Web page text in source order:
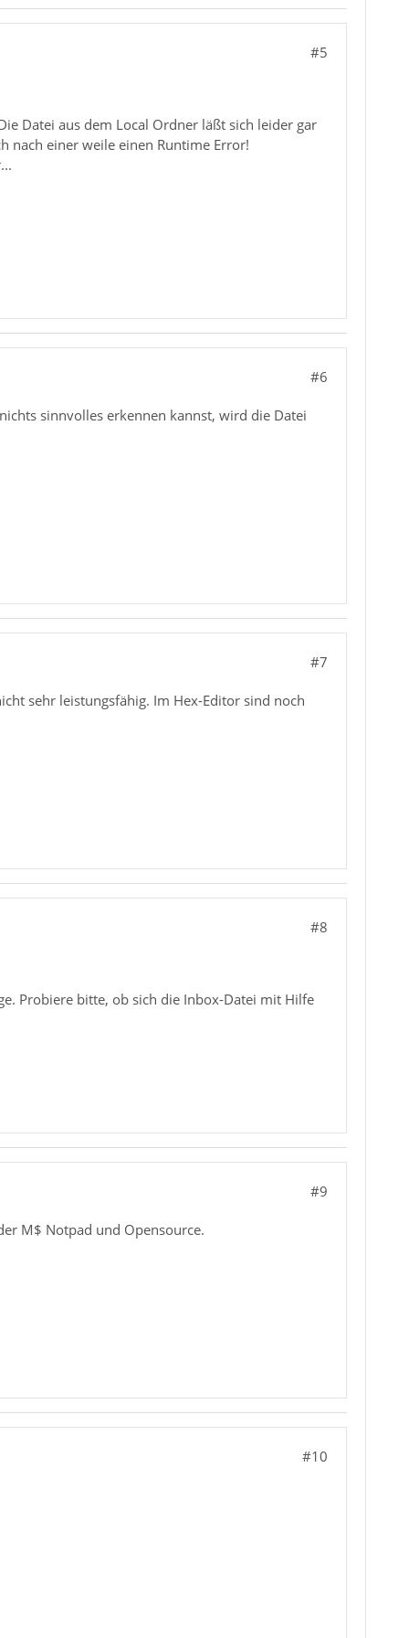
#5
Datei aus dem Local Ordner läßt sich leider gar
nach einer weile einen Runtime Error!
#6
sinnvolles erkennen kannst, wird die Datei
#7
sehr leistungsfähig. Im Hex-Editor sind noch
#8
Probiere bitte, ob sich die Inbox-Datei mit Hilfe
#9
M$ Notpad und Opensource.
#10